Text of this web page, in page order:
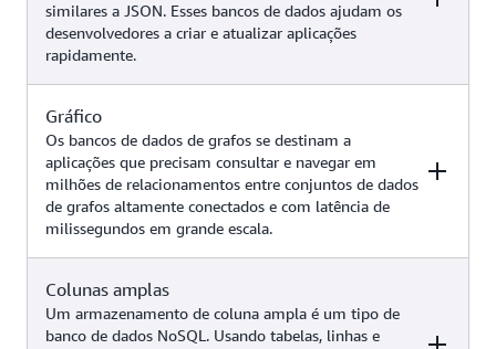
Armazenamento em cache,
gerenciamento de sessões, tabelas
de classificação de jogos,
aplicações geoespaciais, casos de
chatbots com geração aumentada
de recuperação, cache semântico,
sistemas de recomendação,
detecção de fraudes e muito mais)
MemoryDB
similares a JSON. Esses bancos de dados ajudam os
desenvolvedores a criar e atualizar aplicações
rapidamente.
Exemplos
Gerenciamento de conteúdo,
catálogos, perfis de usuário, casos
de uso de IA generativa (como
chatbots com geração aumentada
similaridade, sistemas de
recomendação e muito mais)
Gráfico
Os bancos de dados de grafos se destinam a
aplicações que precisam consultar e navegar em
milhões de relacionamentos entre conjuntos de dados
de grafos altamente conectados e com latência de
milissegundos em grande escala.
Exemplos
Colunas amplas
Um armazenamento de coluna ampla é um tipo de
banco de dados NoSQL. Usando tabelas, linhas e